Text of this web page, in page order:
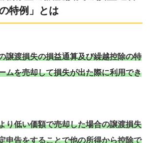
特例」とは
譲渡損失の損益通算及び繰越控除の特
ムを売却して損失が出た際に利用でき
り低い価額で売却した場合の譲渡損失
申告をすることで他の所得から控除で